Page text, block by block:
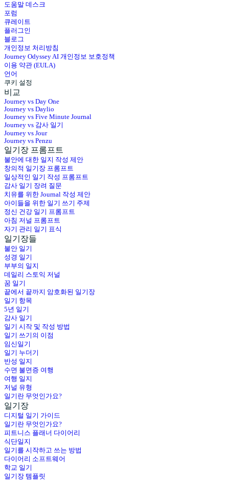
도움말 데스크
포럼
큐레이트
플러그인
블로그
개인정보 처리방침
Journey Odyssey AI 개인정보 보호정책
이용 약관 (EULA)
언어
쿠키 설정
비교
Journey vs Day One
Journey vs Daylio
Journey vs Five Minute Journal
Journey vs 감사 일기
Journey vs Jour
Journey vs Penzu
일기장 프롬프트
불안에 대한 일지 작성 제안
창의적 일기장 프롬프트
일상적인 일기 작성 프롬프트
감사 일기 장려 질문
치유를 위한 Journal 작성 제안
아이들을 위한 일기 쓰기 주제
정신 건강 일기 프롬프트
아침 저널 프롬프트
자기 관리 일기 표식
일기장들
불안 일기
성경 일기
부부의 일지
데일리 스토익 저널
꿈 일기
끝에서 끝까지 암호화된 일기장
일기 항목
5년 일기
감사 일기
일기 시작 및 작성 방법
일기 쓰기의 이점
임신일기
일기 누더기
반성 일지
수면 불면증 여행
여행 일지
저널 유형
일기란 무엇인가요?
일기장
디지털 일기 가이드
일기란 무엇인가요?
피트니스 플래너 다이어리
식단일지
일기를 시작하고 쓰는 방법
다이어리 소프트웨어
학교 일기
일기장 템플릿